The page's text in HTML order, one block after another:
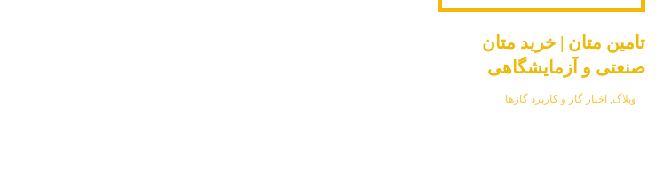
تامین متان | خرید متان
صنعتی و آزمایشگاهی
وبلاگ, اخبار گاز و کاربرد گازها